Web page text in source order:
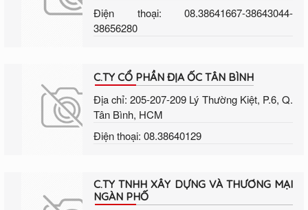
Điện thoại: 08.38641667-38643044-
38656280
C.TY CỔ PHẦN ĐỊA ỐC TÂN BÌNH
Địa chỉ: 205-207-209 Lý Thường Kiệt, P.6, Q.
Tân Bình, HCM
Điện thoại: 08.38640129
C.TY TNHH XÂY DỰNG VÀ THƯƠNG MẠI
NGÀN PHỐ